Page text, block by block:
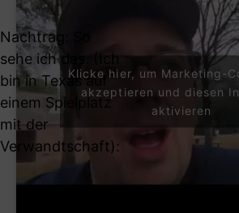
Nachtrag: So
sehe ich das. (Ich
bin in Texas auf
einem Spielplatz
mit der
Verwandtschaft):
Klicke hier, um Marketing-
akzeptieren und diesen
aktivieren